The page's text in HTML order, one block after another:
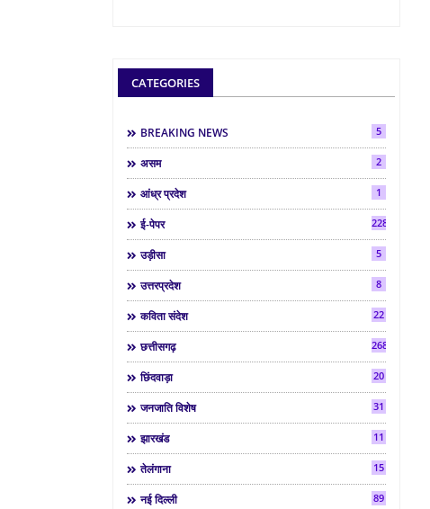
CATEGORIES
BREAKING NEWS 5
असम 2
आंध्र प्रदेश 1
ई-पेपर 2286
उड़ीसा 5
उत्तरप्रदेश 8
कविता संदेश 22
छत्तीसगढ़ 268
छिंदवाड़ा 20
जनजाति विशेष 31
झारखंड 11
तेलंगाना 15
नई दिल्ली 89